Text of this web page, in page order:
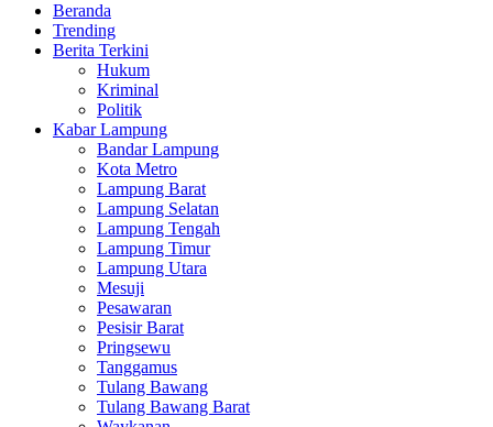
Beranda
Trending
Berita Terkini
Hukum
Kriminal
Politik
Kabar Lampung
Bandar Lampung
Kota Metro
Lampung Barat
Lampung Selatan
Lampung Tengah
Lampung Timur
Lampung Utara
Mesuji
Pesawaran
Pesisir Barat
Pringsewu
Tanggamus
Tulang Bawang
Tulang Bawang Barat